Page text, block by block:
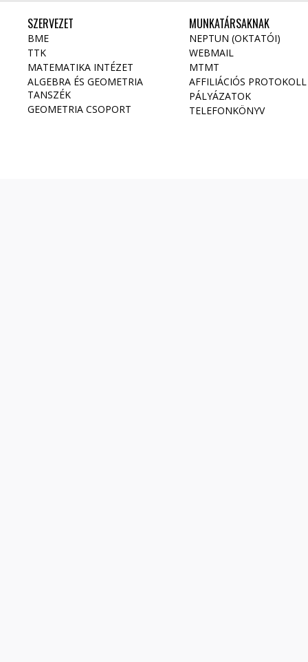
SZERVEZET
BME
TTK
MATEMATIKA INTÉZET
ALGEBRA ÉS GEOMETRIA
TANSZÉK
GEOMETRIA CSOPORT
MUNKATÁRSAKNAK
NEPTUN (OKTATÓI)
WEBMAIL
MTMT
AFFILIÁCIÓS PROTOKOLL
PÁLYÁZATOK
TELEFONKÖNYV